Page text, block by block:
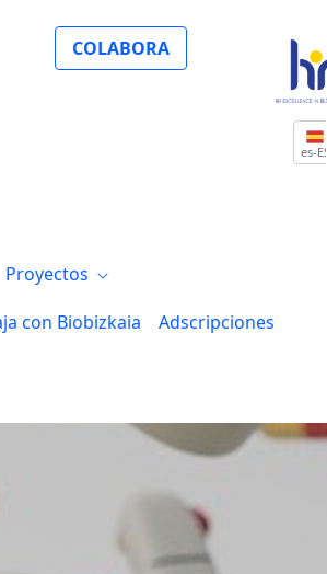
COLABORA
es-ES
Proyectos
con Biobizkaia
Adscripciones